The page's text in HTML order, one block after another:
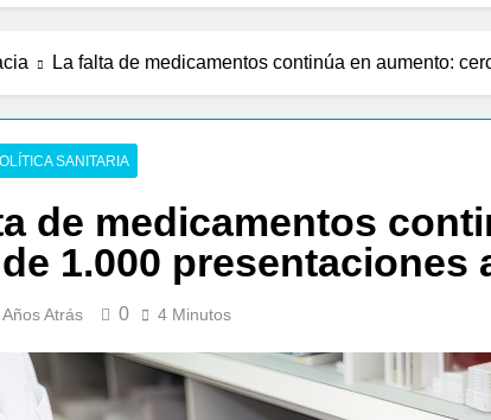
La falta de medicamentos continúa en aumento:
SANITARIA
de medicamentos
1.000 presentaciones
Atrás 0 4 Minutos